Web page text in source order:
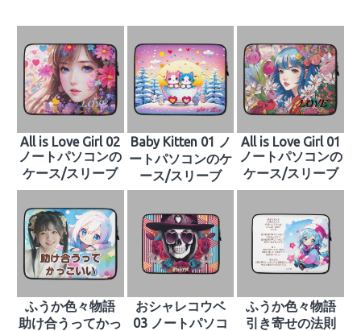
All is Love Girl 02
ノートパソコンの
ケース/スリーブ
Baby Kitten 01 ノ
ートパソコンのケ
ース/スリーブ
All is Love Girl 01
ノートパソコンの
ケース/スリーブ
ふうか色々物語
助け合うってかっ
おシャレコウベ
03 ノートパソコ
ふうか色々物語
引き寄せの法則